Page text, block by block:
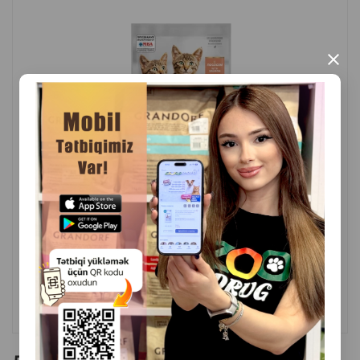
×
Отличная усвояемость делает корм подходящим
для ежедневного рациона взрослых кошек.
( Отзывы)
Масса Цена
Купить
2.80
КУПИТЬ